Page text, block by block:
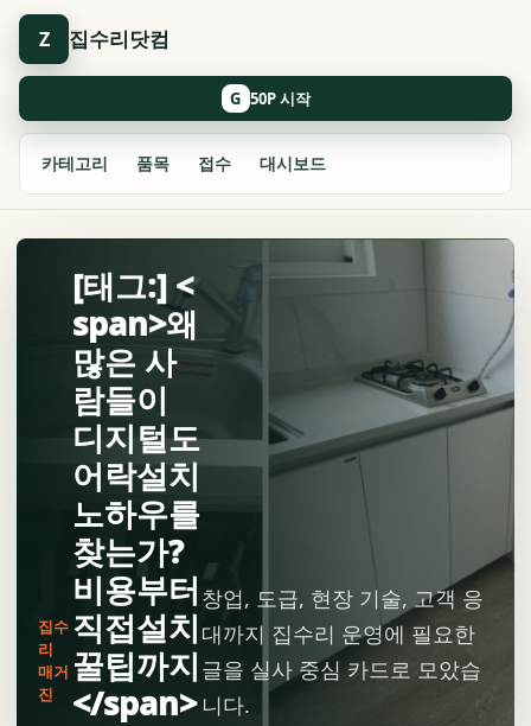
Z 집수리닷컴
카테고리 품목 접수 대시보드
G
집수
리
매거
진
[태그:] <
span>왜
많은 사
람들이
디지털도
어락설치
노하우를
찾는가?
비용부터
직접설치
꿀팁까지
</span>
창업, 도급, 현장 기술, 고객 응
대까지 집수리 운영에 필요한
글을 실사 중심 카드로 모았습
니다.